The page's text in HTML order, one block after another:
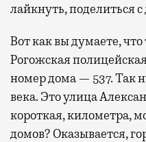
лайкнуть, поделиться
Вот как вы думаете,
Рогожская
номер дома — 537. Так
века. Это улица
короткая, километра,
домов? Оказывается,